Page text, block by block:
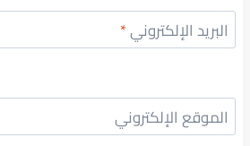
البريد الإلكتروني*
الموقع الإلكتروني